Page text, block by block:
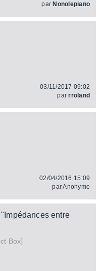
par Nonolepiano
03/11/2017 09:02
parrroland
02/04/2016 15:09
parAnonyme
entre
Box]